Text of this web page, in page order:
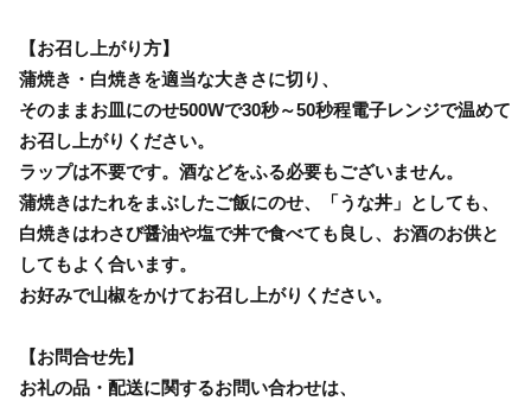
【お召し上がり方】
蒲焼き・白焼きを適当な大きさに切り、
そのままお皿にのせ500Wで30秒～50秒程電子レンジで温めて
お召し上がりください。
ラップは不要です。酒などをふる必要もございません。
蒲焼きはたれをまぶしたご飯にのせ、「うな丼」としても、
白焼きはわさび醤油や塩で丼で食べても良し、お酒のお供と
してもよく合います。
お好みで山椒をかけてお召し上がりください。
【お問合せ先】
お礼の品・配送に関するお問い合わせは、